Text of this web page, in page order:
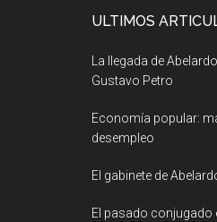
ULTIMOS
La llegada de
Gustavo Petro
Economía popular:
desempleo
El gabinete de
El pasado conjugado